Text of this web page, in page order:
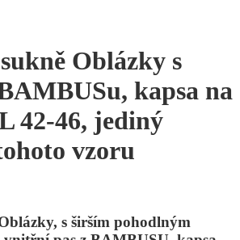
Oblázky s
kapsa na
42-46, jediný
vzoru
s širším pohodlným